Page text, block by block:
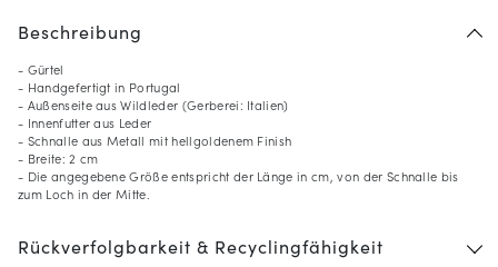
Beschreibung
- Gürtel
- Handgefertigt in Portugal
- Außenseite aus Wildleder (Gerberei: Italien)
- Innenfutter aus Leder
- Schnalle aus Metall mit hellgoldenem Finish
- Breite: 2 cm
- Die angegebene Größe entspricht der Länge in cm, von der Schnalle bis
zum Loch in der Mitte.
Rückverfolgbarkeit & Recyclingfähigkeit